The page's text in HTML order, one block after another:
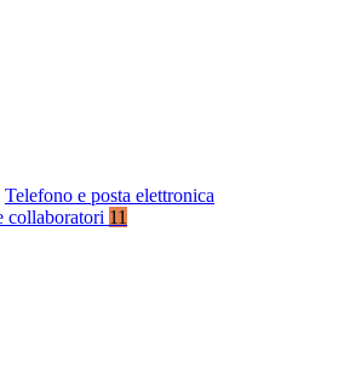
Telefono e posta elettronica
collaboratori 11